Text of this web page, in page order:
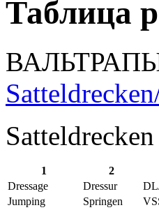
Таблица
1 2
Dressage
Dressur
Jumping
Springen